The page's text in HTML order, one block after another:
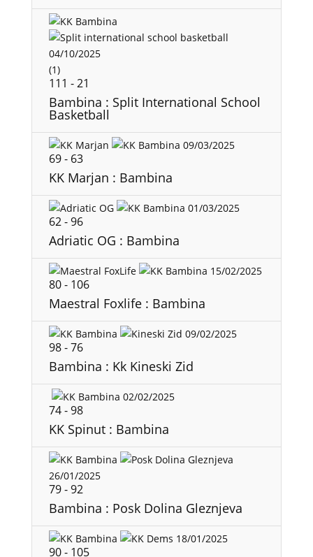
04/10/2025
(1)
111 -21
Bambina : Split International School
Basketball
09/03/2025
69- 63
KK Marjan : Bambina
01/03/2025
62-96
Adriatic OG : Bambina
15/02/2025
80- 106
Maestral Foxlife : Bambina
09/02/2025
98-76
Bambina : Kk Kineski Zid
02/02/2025
74-98
KK Spinut : Bambina
26/01/2025
79-92
Bambina : Posk Dolina Gleznjeva
18/01/2025
90- 105